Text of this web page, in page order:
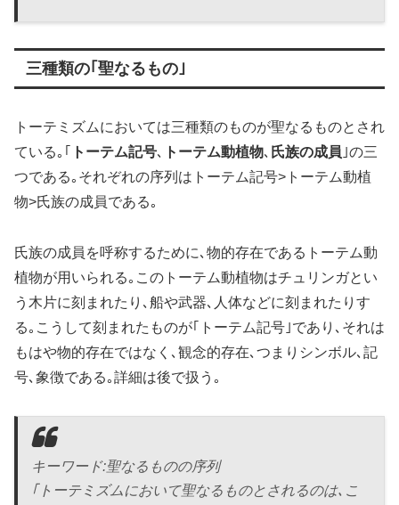
三種類の｢聖なるもの｣
トーテミズムにおいては三種類のものが聖なるものとされ
ている｡｢
トーテム記号､ トーテム動植物､ 氏族の成員 ｣の三
つである｡それぞれの序列はトーテム記号>トーテム動植
物>氏族の成員である｡
氏族の成員を呼称するために､物的存在であるトーテム動
植物が用いられる｡このトーテム動植物はチュリンガとい
う木片に刻まれたり､船や武器､人体などに刻まれたりす
る｡こうして刻まれたものが｢トーテム記号｣であり､それは
もはや物的存在ではなく､観念的存在､つまりシンボル､記
号､象徴である｡詳細は後で扱う｡
キーワード:聖なるものの序列
｢トーテミズムにおいて聖なるものとされるのは､こ